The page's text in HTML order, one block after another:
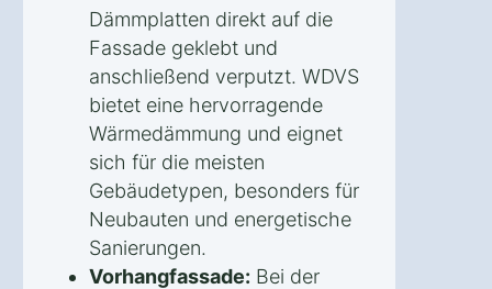
Dämmplatten direkt auf die
Fassade geklebt und
anschließend verputzt. WDVS
bietet eine hervorragende
Wärmedämmung und eignet
sich für die meisten
Gebäudetypen, besonders für
Neubauten und energetische
Sanierungen.
Vorhangfassade: Bei der